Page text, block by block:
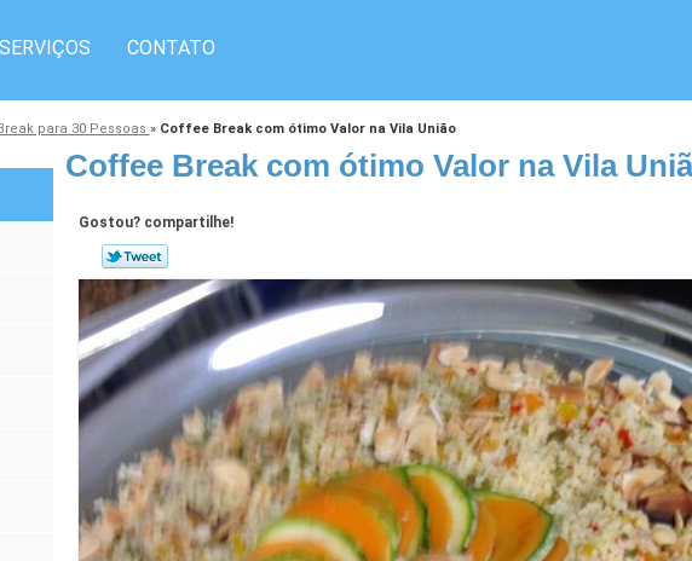
SERVIÇOS CONTATO
para 30 Pessoas » Coffee Break com ótimo Valor na Vila União
Coffee Break com ótimo Valor na Vila
Gostou? compartilhe!